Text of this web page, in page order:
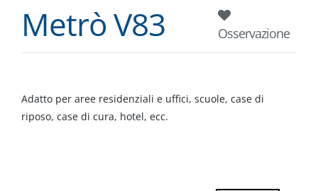
Metrò V83 Osservazione
Adatto per aree residenziali e uffici, scuole, case di
riposo, case di cura, hotel, ecc.